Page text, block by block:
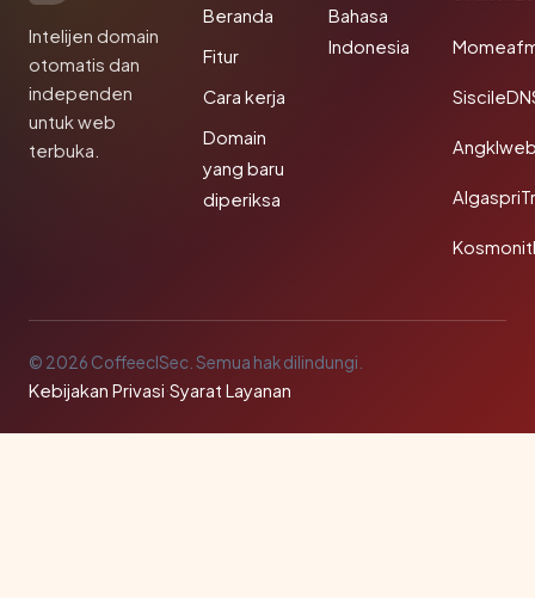
Intelijen domain
otomatis dan
independen
untuk web
terbuka.
Beranda
Fitur
Cara kerja
Domain
yang baru
diperiksa
Bahasa
Indonesia
© 2026 CoffeeclSec. Semua hak dilindungi.
Kebijakan Privasi·Syarat Layanan